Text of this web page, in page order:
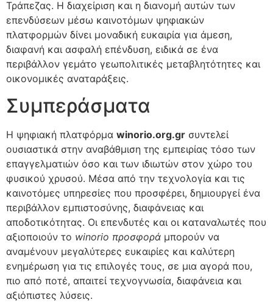
Τράπεζας. Η διαχείριση και η διανομή αυτών των
επενδύσεων μέσω καινοτόμων ψηφιακών
πλατφορμών δίνει μοναδική ευκαιρία για άμεση,
διαφανή και ασφαλή επένδυση, ειδικά σε ένα
περιβάλλον γεμάτο γεωπολιτικές μεταβλητότητες και
οικονομικές αναταράξεις.
Συμπεράσματα
Η ψηφιακή πλατφόρμα winorio.org.gr συντελεί
ουσιαστικά στην αναβάθμιση της εμπειρίας τόσο των
επαγγελματιών όσο και των ιδιωτών στον χώρο του
φυσικού χρυσού. Μέσα από την τεχνολογία και τις
καινοτόμες υπηρεσίες που προσφέρει, δημιουργεί ένα
περιβάλλον εμπιστοσύνης, διαφάνειας και
αποδοτικότητας. Οι επενδυτές και οι καταναλωτές που
αξιοποιούν το winorio προσφορά μπορούν να
αναμένουν μεγαλύτερες ευκαιρίες και καλύτερη
ενημέρωση για τις επιλογές τους, σε μια αγορά που,
πιο από ποτέ, απαιτεί τεχνογνωσία, διαφάνεια και
αξιόπιστες λύσεις.